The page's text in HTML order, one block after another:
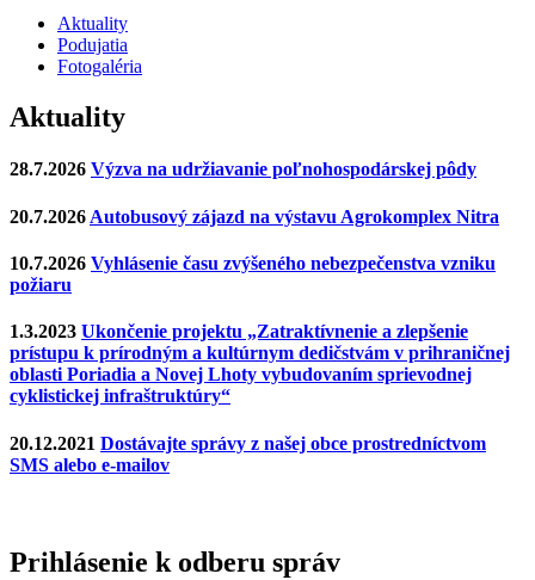
Aktuality
Podujatia
Fotogaléria
Aktuality
28.7.2026 Výzva na udržiavanie poľnohospodárskej pôdy
20.7.2026 Autobusový zájazd na výstavu Agrokomplex Nitra
10.7.2026 Vyhlásenie času zvýšeného nebezpečenstva vzniku
požiaru
1.3.2023 Ukončenie projektu „Zatraktívnenie a zlepšenie
prístupu k prírodným a kultúrnym dedičstvám v prihraničnej
oblasti Poriadia a Novej Lhoty vybudovaním sprievodnej
cyklistickej infraštruktúry“
20.12.2021 Dostávajte správy z našej obce prostredníctvom
SMS alebo e-mailov
Prihlásenie k odberu správ